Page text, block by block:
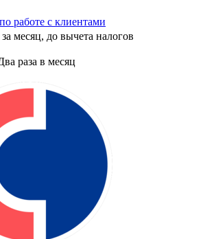
работе с клиентами
за месяц, до вычета налогов
раза в месяц